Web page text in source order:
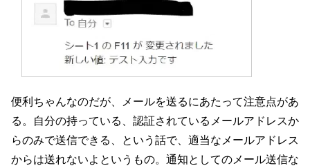
便利ちゃんなのだが、メールを送るにあたって注意点があ
る。自分の持っている、認証されているメールアドレスか
らのみで送信できる、という話で、適当なメールアドレス
からは送れないよというもの。通知としてのメール送信な